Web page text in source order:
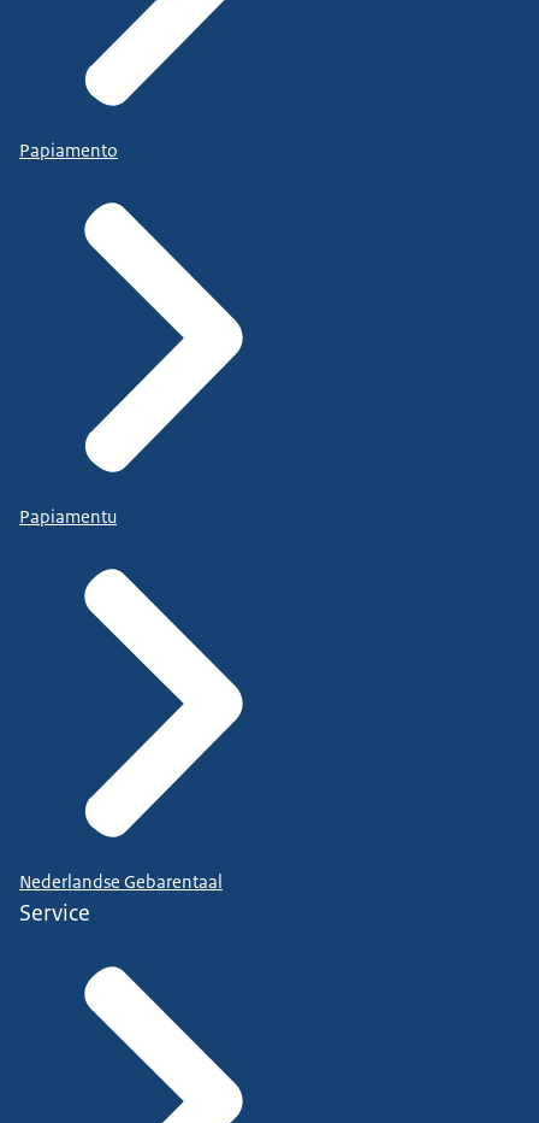
Papiamento
Papiamentu
Nederlandse Gebarentaal
Service